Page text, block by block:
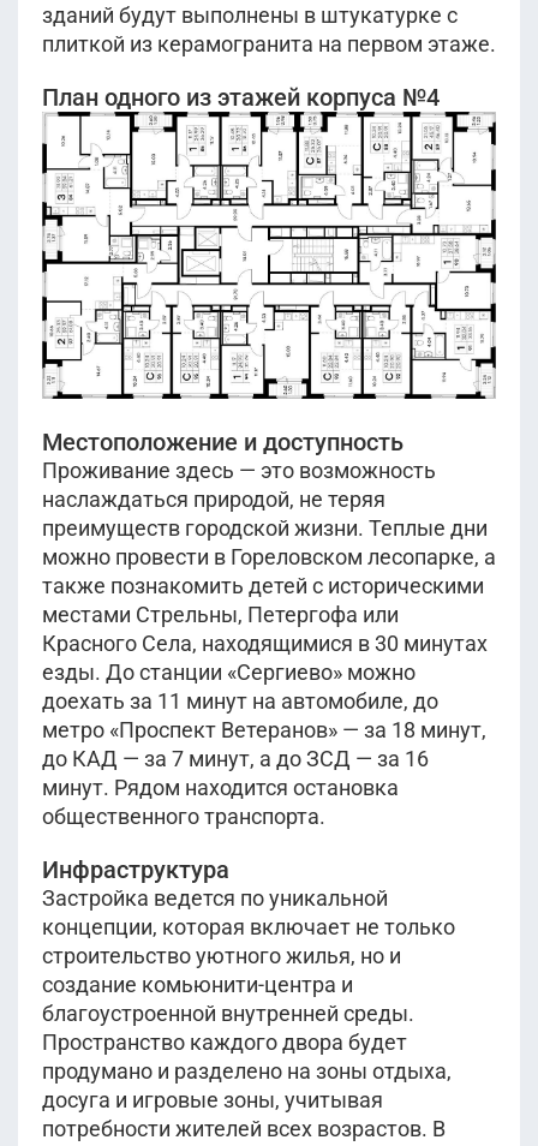
зданий будут выполнены в штукатурке с
плиткой из керамогранита на первом этаже.
План одного из этажей корпуса №4
Местоположение и доступность
Проживание здесь — это возможность
наслаждаться природой, не теряя
преимуществ городской жизни. Теплые дни
можно провести в Гореловском лесопарке, а
также познакомить детей с историческими
местами Стрельны, Петергофа или
Красного Села, находящимися в 30 минутах
езды. До станции «Сергиево» можно
доехать за 11 минут на автомобиле, до
метро «Проспект Ветеранов» — за 18 минут,
до КАД — за 7 минут, а до ЗСД — за 16
минут. Рядом находится остановка
общественного транспорта.
Инфраструктура
Застройка ведется по уникальной
концепции, которая включает не только
строительство уютного жилья, но и
создание комьюнити-центра и
благоустроенной внутренней среды.
Пространство каждого двора будет
продумано и разделено на зоны отдыха,
досуга и игровые зоны, учитывая
потребности жителей всех возрастов. В